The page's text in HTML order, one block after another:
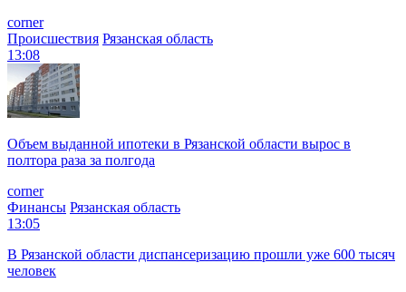
corner
Происшествия Рязанская область
13:08
Объем выданной ипотеки в Рязанской области вырос в
полтора раза за полгода
corner
Финансы Рязанская область
13:05
В Рязанской области диспансеризацию прошли уже 600 тысяч
человек